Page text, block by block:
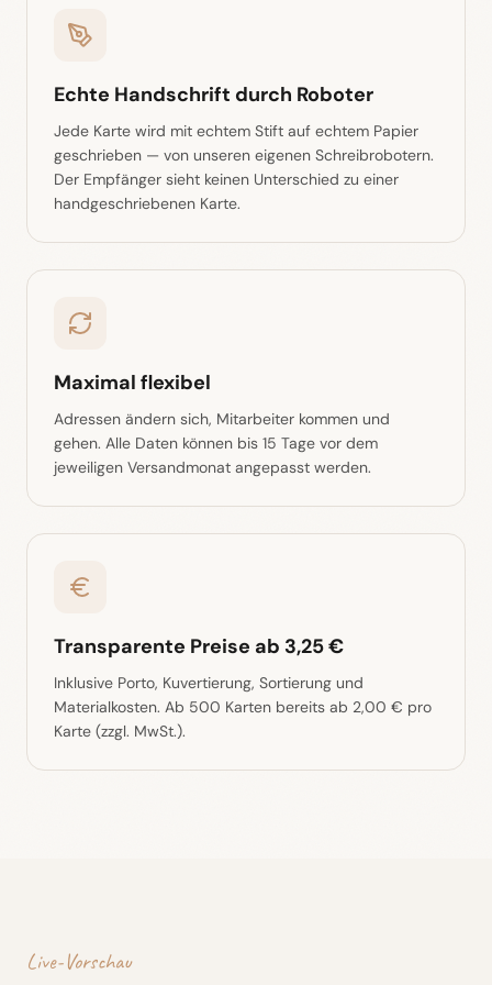
Echte Handschrift durch Roboter
Jede Karte wird mit echtem Stift auf echtem Papier
geschrieben — von unseren eigenen Schreibrobotern.
Der Empfänger sieht keinen Unterschied zu einer
handgeschriebenen Karte.
Maximal flexibel
Adressen ändern sich, Mitarbeiter kommen und
gehen. Alle Daten können bis 15 Tage vor dem
jeweiligen Versandmonat angepasst werden.
Transparente Preise ab 3,25 €
Inklusive Porto, Kuvertierung, Sortierung und
Materialkosten. Ab 500 Karten bereits ab 2,00 € pro
Karte (zzgl. MwSt.).
Live-Vorschau